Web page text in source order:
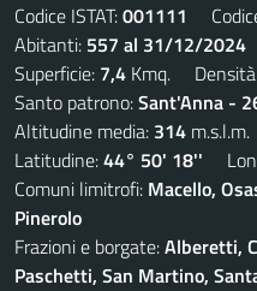
Codice ISTAT:001111
Abitanti: 557 al 31/12/2024
Superficie: 7,4 Kmq.
Santo patrono:Sant'Anna -
Altitudine media: 314 m.s.l.m.
Latitudine:44° 50' 18''
Comuni limitrofi: Macello,
Pinerolo
Frazioni e borgate:Alberetti,
Paschetti, San Martino,